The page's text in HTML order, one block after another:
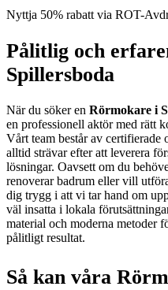
Nyttja 50% rabatt via ROT-
Pålitlig och
Spillersboda
När du söker en Rörmokare i
en professionell aktör med rätt
Vårt team består av
alltid strävar efter att leverera
lösningar. Oavsett om du
renoverar badrum eller vill
dig trygg i att vi tar hand om
väl insatta i lokala
material och moderna metoder
pålitligt resultat.
Så kan våra